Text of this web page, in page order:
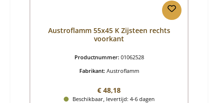
Austroflamm 55x45 K Zijsteen rechts
voorkant
Productnummer: 01062528
Fabrikant: Austroflamm
Normale prijs:
€ 48,18
Beschikbaar, levertijd: 4-6 dagen